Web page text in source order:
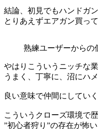
結論、初見でもハンドガ
とりあえずエアガン買っ
熟練ユーザーからの
やはりこういうニッチな
うまく、丁寧に、沼にハ
良い意味で仲間にしてい
こういうクローズ環境で
”初心者狩り”の存在が怖